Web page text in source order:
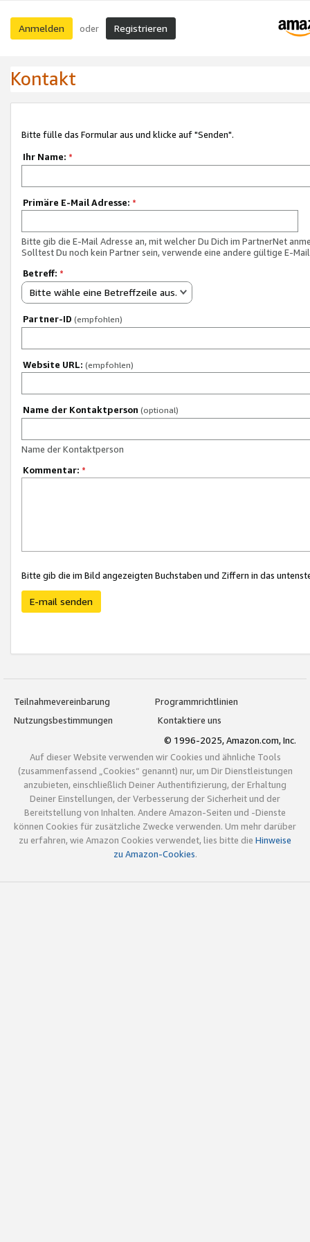
Anmelden oder Registrieren
Kontakt
Bitte fülle das Formular aus und klicke auf "Senden".
Ihr Name: *
Primäre E-Mail Adresse: *
Bitte gib die E-Mail Adresse an, mit welcher Du Dich im PartnerNet
Solltest Du noch kein Partner sein, verwende eine andere gültige E-
Betreff: *
Bitte wähle eine Betreffzeile aus.
Partner-ID (empfohlen)
Website URL: (empfohlen)
Name der Kontaktperson (optional)
Name der Kontaktperson
Kommentar: *
Bitte gib die im Bild angezeigten Buchstaben und Ziffern in das
E-mail senden
Teilnahmevereinbarung
Programmrichtlinien
Nutzungsbestimmungen
Kontaktiere uns
© 1996-2025, Amazon.com, Inc.
Auf dieser Website verwenden wir Cookies und ähnliche Tools
(zusammenfassend „Cookies“ genannt) nur, um Dir Dienstleistungen
anzubieten, einschließlich Deiner Authentifizierung, der Erhaltung
Deiner Einstellungen, der Verbesserung der Sicherheit und der
Bereitstellung von Inhalten. Andere Amazon-Seiten und -Dienste
können Cookies für zusätzliche Zwecke verwenden. Um mehr darüber
zu erfahren, wie Amazon Cookies verwendet, lies bitte die Hinweise
zu Amazon-Cookies.